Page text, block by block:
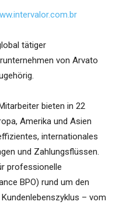
tätiger
von Arvato
bieten in 22
Amerika und Asien
internationales
und Zahlungsflüssen.
professionelle
BPO) rund um den
– vom